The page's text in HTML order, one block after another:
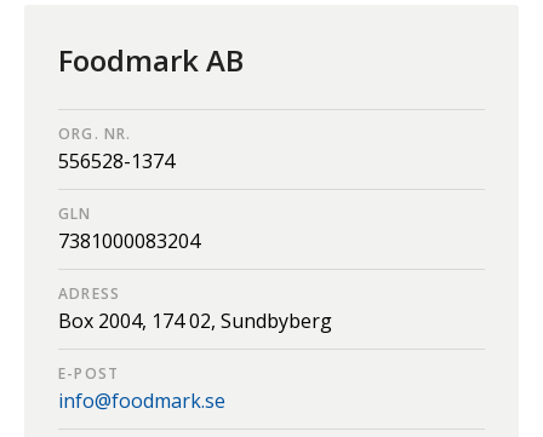
Foodmark AB
ORG. NR.
556528-1374
GLN
7381000083204
ADRESS
Box 2004, 174 02, Sundbyberg
E-POST
info@foodmark.se